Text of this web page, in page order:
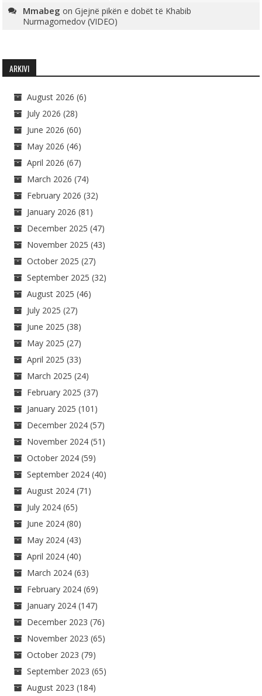
Mmabeg onGjejnë pikën e dobët të Khabib
Nurmagomedov (VIDEO)
ARKIVI
August 2026 (6)
July 2026 (28)
June 2026 (60)
May 2026 (46)
April 2026 (67)
March 2026 (74)
February 2026 (32)
January 2026 (81)
December 2025 (47)
November 2025 (43)
October 2025 (27)
September 2025 (32)
August 2025 (46)
July 2025 (27)
June 2025 (38)
May 2025 (27)
April 2025 (33)
March 2025 (24)
February 2025 (37)
January 2025 (101)
December 2024 (57)
November 2024 (51)
October 2024 (59)
September 2024 (40)
August 2024 (71)
July 2024 (65)
June 2024 (80)
May 2024 (43)
April 2024 (40)
March 2024 (63)
February 2024 (69)
January 2024 (147)
December 2023 (76)
November 2023 (65)
October 2023 (79)
September 2023 (65)
August 2023 (184)